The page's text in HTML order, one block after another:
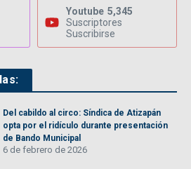
Youtube 5,345
Suscriptores
Suscribirse
Del cabildo al circo: Síndica de Atizapán
opta por el ridículo durante presentación
de Bando Municipal
6 de febrero de 2026